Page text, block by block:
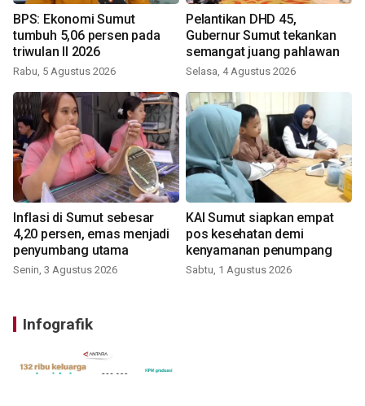
BPS: Ekonomi Sumut
tumbuh 5,06 persen pada
triwulan II 2026
Rabu, 5 Agustus 2026
Pelantikan DHD 45,
Gubernur Sumut tekankan
semangat juang pahlawan
Selasa, 4 Agustus 2026
Inflasi di Sumut sebesar
4,20 persen, emas menjadi
penyumbang utama
Senin, 3 Agustus 2026
KAI Sumut siapkan empat
pos kesehatan demi
kenyamanan penumpang
Sabtu, 1 Agustus 2026
Infografik